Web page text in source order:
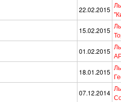
22.02.2015
15.02.2015
01.02.2015
18.01.2015
07.12.2014